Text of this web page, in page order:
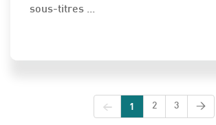
sous-titres ...
< 1 2 3 >